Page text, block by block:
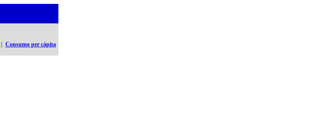
Consumo per cápita